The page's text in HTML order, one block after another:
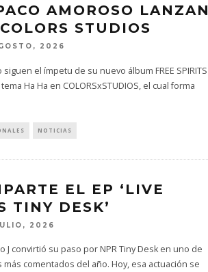
AMOROSO LANZAN
STUDIOS
2026
siguen el ímpetu de su nuevo álbum FREE SPIRITS
Ha Ha en COLORSxSTUDIOS, el cual forma
NOTICIAS
EL EP ‘LIVE
TINY DESK’
2026
J convirtió su paso por NPR Tiny Desk en uno de
comentados del año. Hoy, esa actuación se